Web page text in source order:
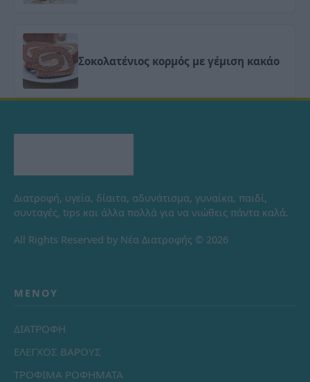
Σοκολατένιος κορμός με γέμιση κακάο
Διατροφή, υγεία, δίαιτα, αδυνάτισμα, γυναίκα, παιδί,
συνταγές, tips και άλλα πολλά για να νιώθεις πάντα καλά.
All Rights Reserved by Νέα Διατροφής © 2026
ΜΕΝΟΎ
ΔΙΑΤΡΟΦΗ
ΕΛΕΓΧΟΣ ΒΑΡΟΥΣ
ΤΡΟΦΙΜΑ ΡΟΦΗΜΑΤΑ